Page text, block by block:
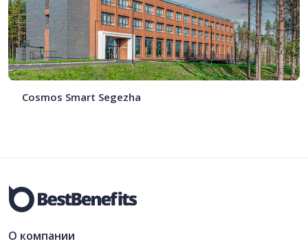
Cosmos Smart Segezha
О компании